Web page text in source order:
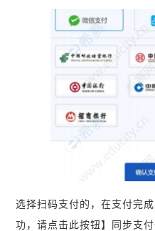
选择扫码支付的，在支付完
功，请点击此按钮】同步支